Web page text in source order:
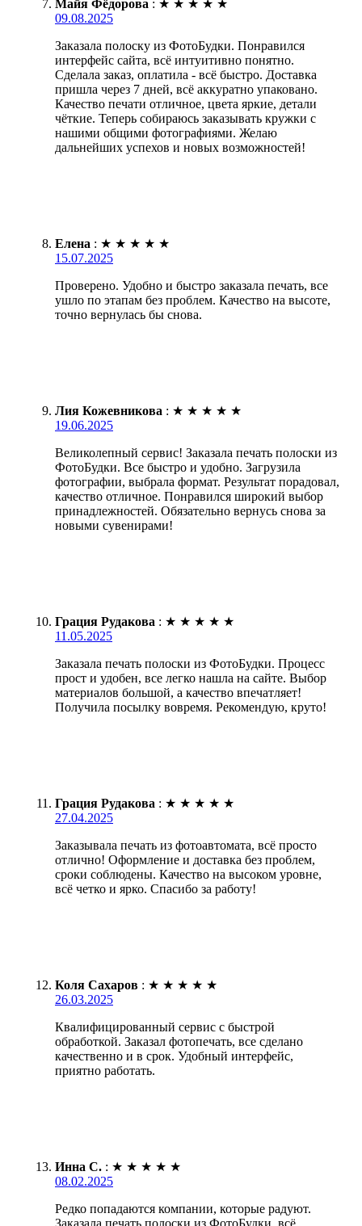
Майя Фёдорова : ★ ★ ★ ★ ★
09.08.2025
Заказала полоску из ФотоБудки. Понравился
интерфейс сайта, всё интуитивно понятно.
Сделала заказ, оплатила - всё быстро. Доставка
пришла через 7 дней, всё аккуратно упаковано.
Качество печати отличное, цвета яркие, детали
чёткие. Теперь собираюсь заказывать кружки с
нашими общими фотографиями. Желаю
дальнейших успехов и новых возможностей!
Елена : ★ ★ ★ ★ ★
15.07.2025
Проверено. Удобно и быстро заказала печать, все
ушло по этапам без проблем. Качество на высоте,
точно вернулась бы снова.
Лия Кожевникова : ★ ★ ★ ★ ★
19.06.2025
Великолепный сервис! Заказала печать полоски из
ФотоБудки. Все быстро и удобно. Загрузила
фотографии, выбрала формат. Результат порадовал,
качество отличное. Понравился широкий выбор
принадлежностей. Обязательно вернусь снова за
новыми сувенирами!
Грация Рудакова : ★ ★ ★ ★ ★
11.05.2025
Заказала печать полоски из ФотоБудки. Процесс
прост и удобен, все легко нашла на сайте. Выбор
материалов большой, а качество впечатляет!
Получила посылку вовремя. Рекомендую, круто!
Грация Рудакова : ★ ★ ★ ★ ★
27.04.2025
Заказывала печать из фотоавтомата, всё просто
отлично! Оформление и доставка без проблем,
сроки соблюдены. Качество на высоком уровне,
всё четко и ярко. Спасибо за работу!
Коля Сахаров : ★ ★ ★ ★ ★
26.03.2025
Квалифицированный сервис с быстрой
обработкой. Заказал фотопечать, все сделано
качественно и в срок. Удобный интерфейс,
приятно работать.
Инна С. : ★ ★ ★ ★ ★
08.02.2025
Редко попадаются компании, которые радуют.